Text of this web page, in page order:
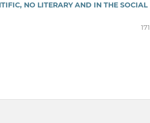
NO LITERARY AND IN THE SOCIAL